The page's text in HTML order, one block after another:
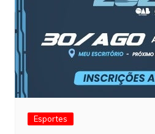
Esportes